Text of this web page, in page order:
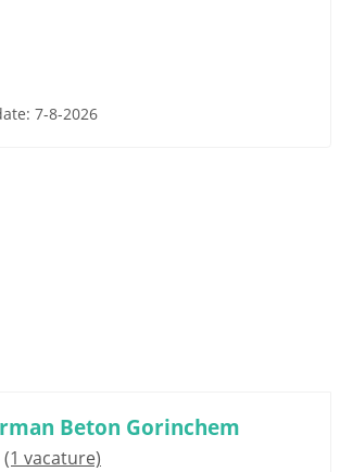
7-8-2026
Beton Gorinchem
(1 vacature)